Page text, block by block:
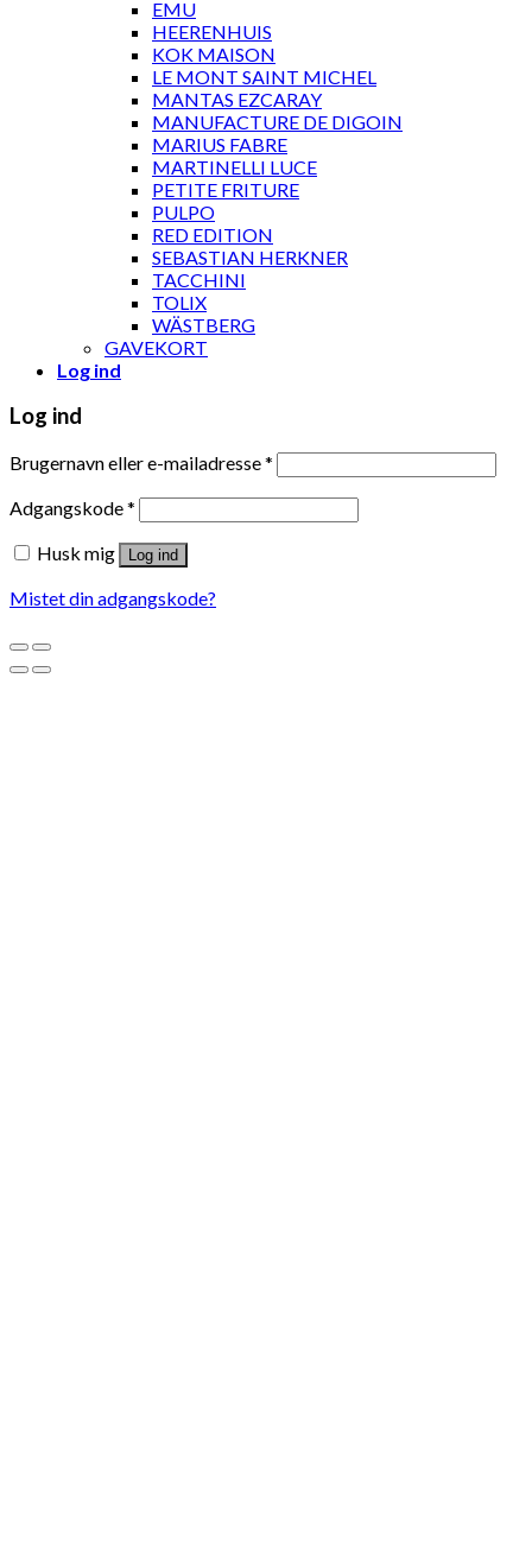
EMU
HEERENHUIS
KOK MAISON
LE MONT SAINT MICHEL
MANTAS EZCARAY
MANUFACTURE DE DIGOIN
MARIUS FABRE
MARTINELLI LUCE
PETITE FRITURE
PULPO
RED EDITION
SEBASTIAN HERKNER
TACCHINI
TOLIX
WÄSTBERG
GAVEKORT
Log ind
Log ind
Brugernavn eller e-mailadresse*
Adgangskode*
Husk mig
Log ind
Mistet din adgangskode?